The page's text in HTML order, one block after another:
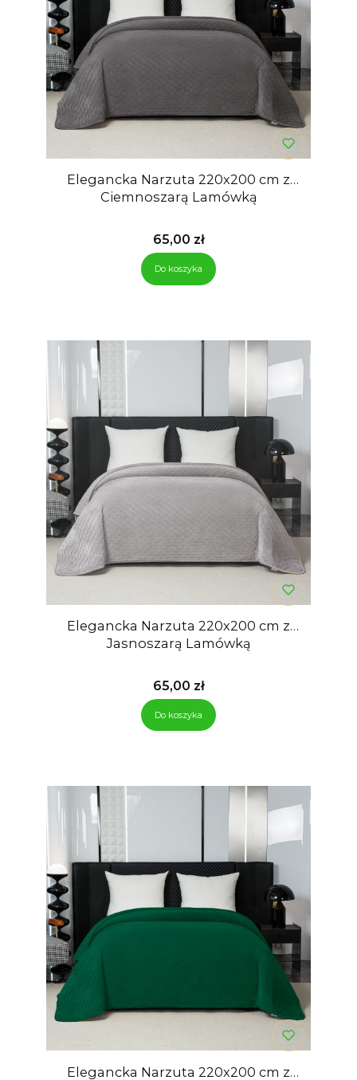
Elegancka Narzuta 220x200 cm z
Ciemnoszarą Lamówką
Cena
65,00 zł
Do koszyka
Elegancka Narzuta 220x200 cm z
Jasnoszarą Lamówką
Cena
65,00 zł
Do koszyka
Elegancka Narzuta 220x200 cm z